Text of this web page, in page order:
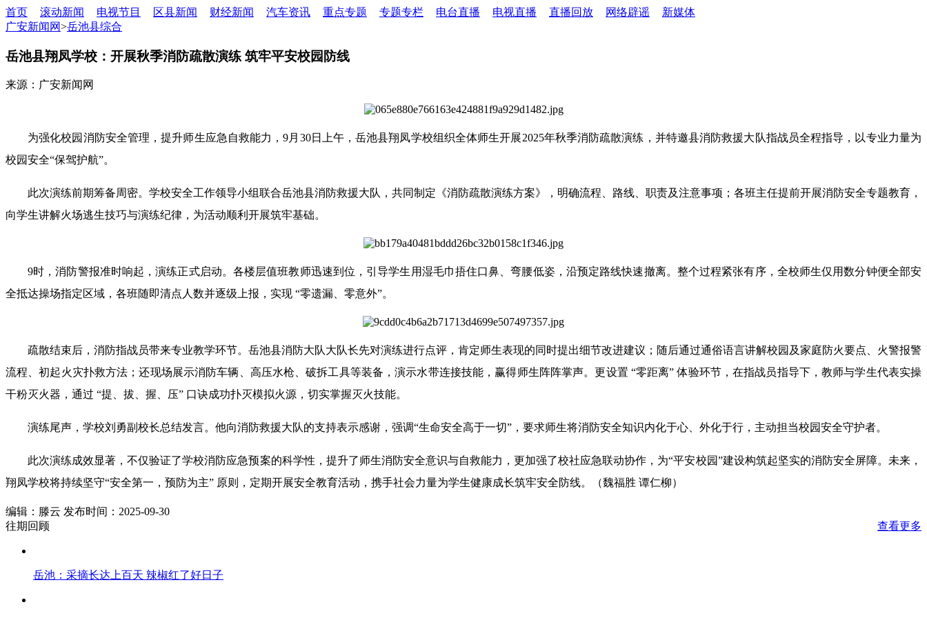
首页 滚动新闻 电视节目 区县新闻 财经新闻 汽车资讯 重点专题 专题专栏 电台直播 电视直播 直播回放 网络辟谣
新媒体
广安新闻网>岳池县综合
岳池县翔凤学校：开展秋季消防疏散演练 筑牢平安校园防线
来源：广安新闻网
为强化校园消防安全管理，提升师生应急自救能力，9月30日上午，岳池县翔凤学校组织全体师生开展2025年秋季消防疏散演练，并特邀县消防救援大队指战员全程指导，以专业力量为
校园安全“保驾护航”。
此次演练前期筹备周密。学校安全工作领导小组联合岳池县消防救援大队，共同制定《消防疏散演练方案》，明确流程、路线、职责及注意事项；各班主任提前开展消防安全专题教育，
向学生讲解火场逃生技巧与演练纪律，为活动顺利开展筑牢基础。
9时，消防警报准时响起，演练正式启动。各楼层值班教师迅速到位，引导学生用湿毛巾捂住口鼻、弯腰低姿，沿预定路线快速撤离。整个过程紧张有序，全校师生仅用数分钟便全部安
全抵达操场指定区域，各班随即清点人数并逐级上报，实现 “零遗漏、零意外”。
疏散结束后，消防指战员带来专业教学环节。岳池县消防大队大队长先对演练进行点评，肯定师生表现的同时提出细节改进建议；随后通过通俗语言讲解校园及家庭防火要点、火警报警
流程、初起火灾扑救方法；还现场展示消防车辆、高压水枪、破拆工具等装备，演示水带连接技能，赢得师生阵阵掌声。更设置 “零距离” 体验环节，在指战员指导下，教师与学生代表实操
干粉灭火器，通过 “提、拔、握、压” 口诀成功扑灭模拟火源，切实掌握灭火技能。
演练尾声，学校刘勇副校长总结发言。他向消防救援大队的支持表示感谢，强调“生命安全高于一切”，要求师生将消防安全知识内化于心、外化于行，主动担当校园安全守护者。
此次演练成效显著，不仅验证了学校消防应急预案的科学性，提升了师生消防安全意识与自救能力，更加强了校社应急联动协作，为“平安校园”建设构筑起坚实的消防安全屏障。未来，
翔凤学校将持续坚守“安全第一，预防为主” 原则，定期开展安全教育活动，携手社会力量为学生健康成长筑牢安全防线。
（魏福胜 谭仁柳）
编辑：滕云 发布时间：2025-09-30
往期回顾
查看更多
岳池：采摘长达上百天 辣椒红了好日子